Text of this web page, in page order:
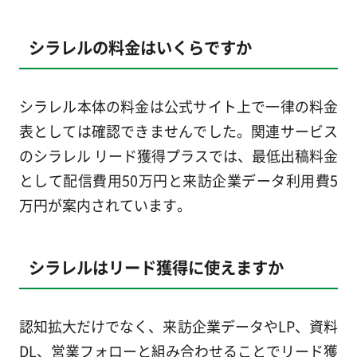
シラレルの料金はいくらですか
シラレル本体の料金は公式サイト上で一律の料金
表としては確認できませんでした。関連サービス
のシラレル リード獲得プラスでは、最低出稿料金
として配信費用50万円と来訪企業データ利用費5
万円が案内されています。
シラレルはリード獲得に使えますか
認知拡大だけでなく、来訪企業データやLP、資料
DL、営業フォローと組み合わせることでリード獲